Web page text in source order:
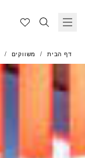
דף הבית משווקים